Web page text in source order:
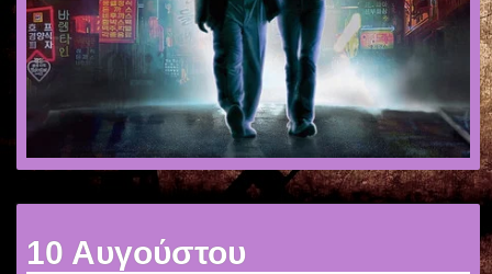
10 Αυγούστου